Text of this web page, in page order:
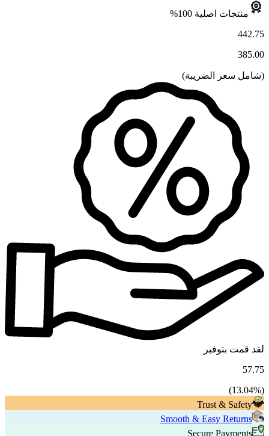
منتجات اصلية 100%
442.75
385.00
(شامل سعر الضريبة)
لقد قمت بتوفير
57.75
(
13.04%)
Trust & Safety
Smooth & Easy Returns
Secure Payments